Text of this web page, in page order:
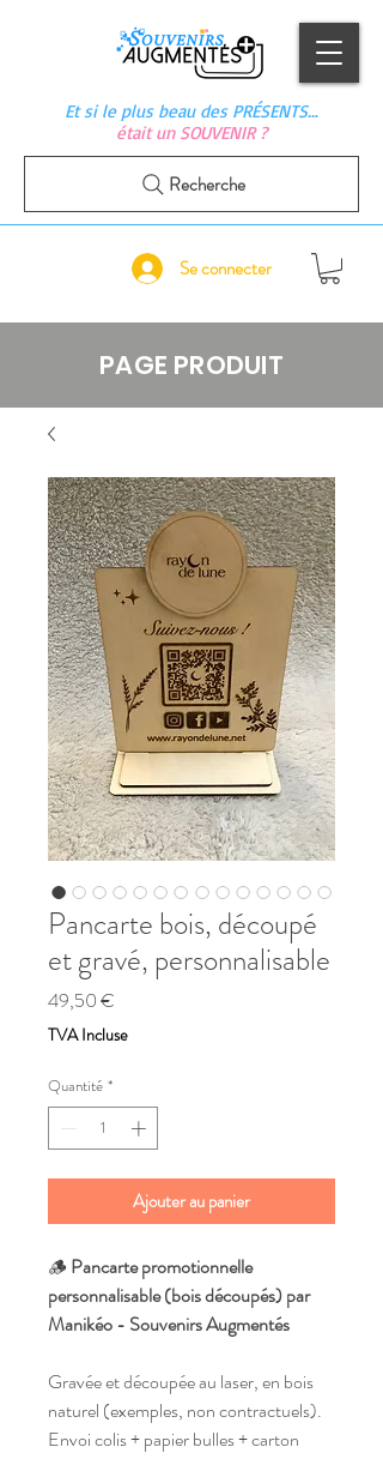
Et si le plus beau des PRÉSENTS…
était un SOUVENIR ?
Se connecter
Recherche
PAGE PRODUIT
Pancarte bois, découpé
et gravé, personnalisable
49,50 €
TVA Incluse
Quantité *
Ajouter au panier
🪵 Pancarte promotionnelle
personnalisable (bois découpés) par
Manikéo - Souvenirs Augmentés
Gravée et découpée au laser, en bois
naturel (exemples, non contractuels).
Envoi colis + papier bulles + carton